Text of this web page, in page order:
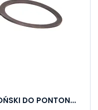
DO PONTON...